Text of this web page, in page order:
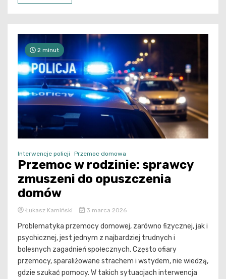
2 minut
Interwencje policji Przemoc domowa
Przemoc w rodzinie: sprawcy
zmuszeni do opuszczenia
domów
Łukasz Kamiński 3 marca 2026
Problematyka przemocy domowej, zarówno fizycznej, jak i
psychicznej, jest jednym z najbardziej trudnych i
bolesnych zagadnień społecznych. Często ofiary
przemocy, sparaliżowane strachem i wstydem, nie wiedzą,
gdzie szukać pomocy. W takich sytuacjach interwencja